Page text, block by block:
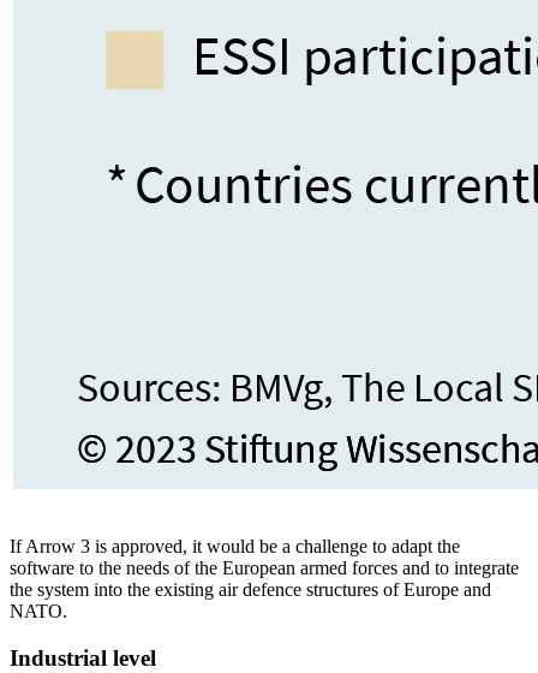
If Arrow 3 is approved, it would be a chal­lenge to adapt the
software to the needs of the European armed forces and to inte­grate
the system into the existing air defence structures of Europe and
NATO.
Industrial level